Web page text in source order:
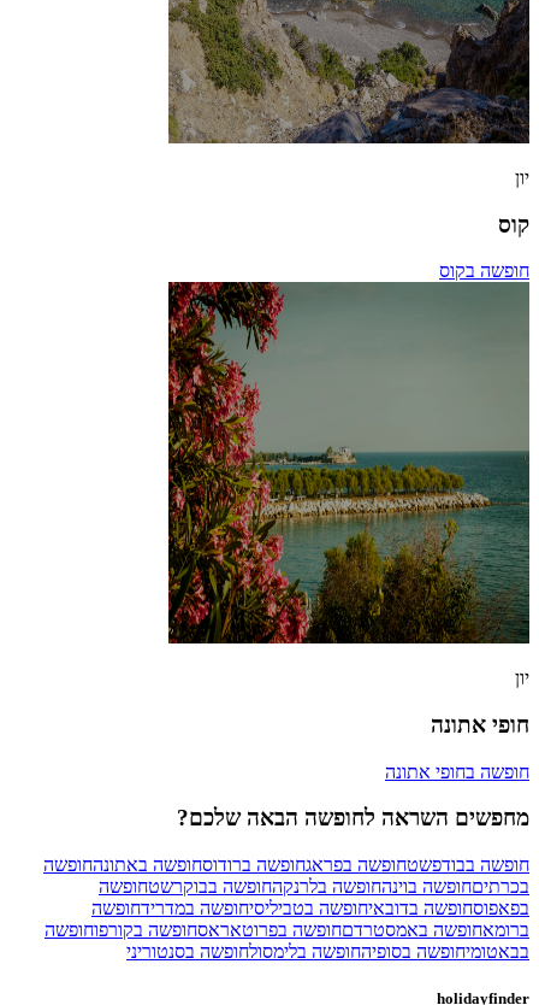
יון
קוס
חופשה בקוס
יון
חופי אתונה
חופשה בחופי אתונה
מחפשים השראה לחופשה הבאה שלכם?
חופשה בבודפשטחופשה בפראגחופשה ברודוסחופשה באתונהחופשה
בכרתיםחופשה בוינהחופשה בלרנקהחופשה בבוקרשטחופשה
בפאפוסחופשה בדובאיחופשה בטביליסיחופשה במדרידחופשה
ברומאחופשה באמסטרדםחופשה בפרוטאראסחופשה בקורפוחופשה
בבאטומיחופשה בסופיהחופשה בלימסולחופשה בסנטוריני
holidayfinder